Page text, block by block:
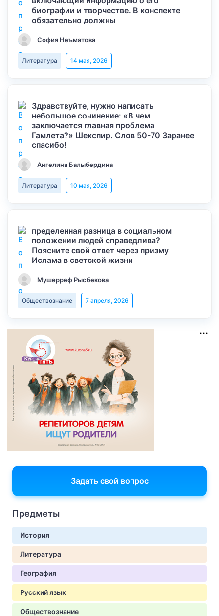
биографии и творчестве. В конспекте
обязательно должны
София Неъматова
Литература 14 мая, 2026
Здравствуйте, нужно написать
небольшое сочинение: «В чем
заключается главная проблема
Гамлета?» Шекспир. Слов 50-70 Заранее
спасибо!
Ангелина Балыбердина
Литература 10 мая, 2026
пределенная разница в социальном
положении людей справедлива?
Поясните свой ответ через призму
Ислама в светской жизни
Мушерреф Рысбекова
Обществознание 7 апреля, 2026
Задать свой вопрос
Предметы
История
Литература
География
Русский язык
Обществознание